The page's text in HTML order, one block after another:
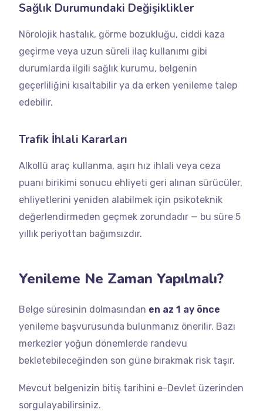
Sağlık Durumundaki Değişiklikler
Nörolojik hastalık, görme bozukluğu, ciddi kaza
geçirme veya uzun süreli ilaç kullanımı gibi
durumlarda ilgili sağlık kurumu, belgenin
geçerliliğini kısaltabilir ya da erken yenileme talep
edebilir.
Trafik İhlali Kararları
Alkollü araç kullanma, aşırı hız ihlali veya ceza
puanı birikimi sonucu ehliyeti geri alınan sürücüler,
ehliyetlerini yeniden alabilmek için psikoteknik
değerlendirmeden geçmek zorundadır — bu süre 5
yıllık periyottan bağımsızdır.
Yenileme Ne Zaman Yapılmalı?
Belge süresinin dolmasından en az 1 ay önce
yenileme başvurusunda bulunmanız önerilir. Bazı
merkezler yoğun dönemlerde randevu
bekletebileceğinden son güne bırakmak risk taşır.
Mevcut belgenizin bitiş tarihini e-Devlet üzerinden
sorgulayabilirsiniz.